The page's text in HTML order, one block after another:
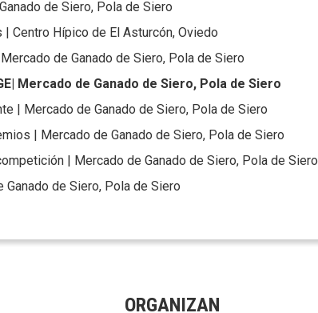
de Siero, Pola de Siero
Centro Hípico de El Asturcón, Oviedo
de Ganado de Siero, Pola de Siero
Mercado de Ganado de Siero, Pola de Siero
| Mercado de Ganado de Siero, Pola de Siero
| Mercado de Ganado de Siero, Pola de Siero
| Mercado de Ganado de Siero, Pola de Siero
de Siero, Pola de Siero
ORGANIZAN